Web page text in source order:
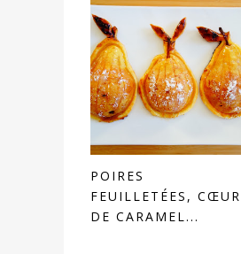
POIRES
FEUILLETÉES, CŒUR
DE CARAMEL...